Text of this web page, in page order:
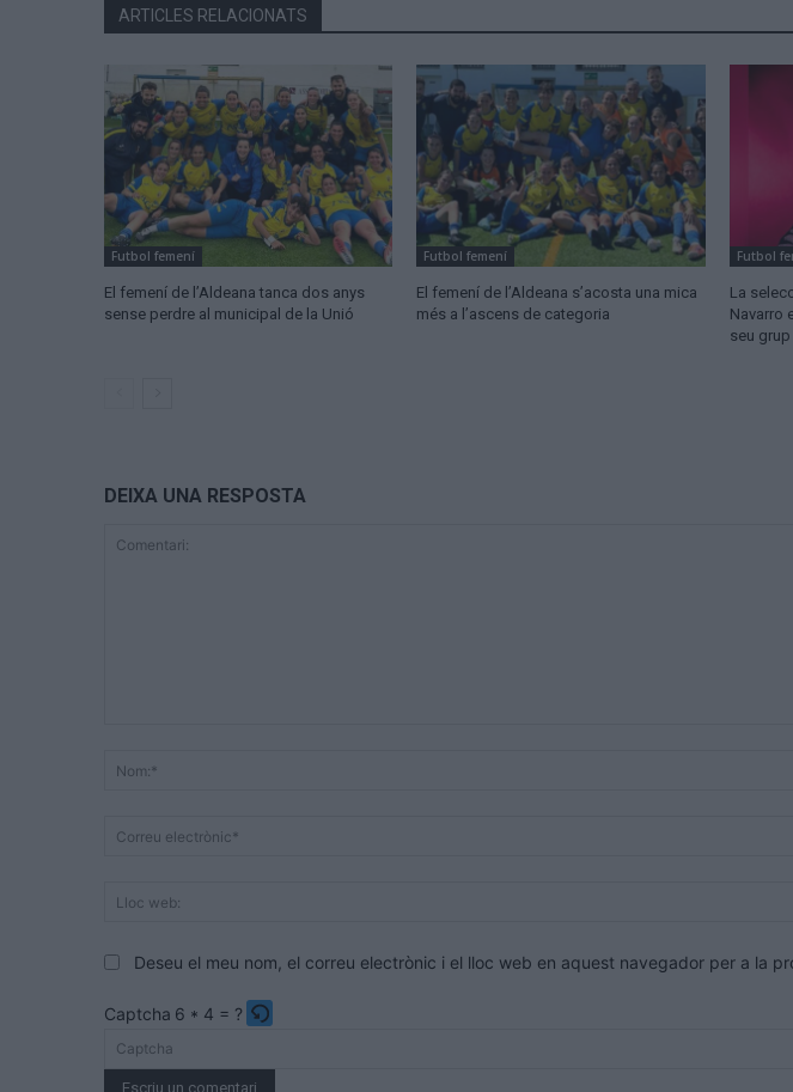
ARTICLES RELACIONATS
Futbol femení
El femení de l’Aldeana tanca dos anys
sense perdre al municipal de la Unió
Futbol femení
El femení de l’Aldeana s’acosta una mica
més a l’ascens de categoria
Futbol
La
Navarro
seu grup
DEIXA UNA RESPOSTA
Deseu el meu nom, el correu electrònic i el lloc web en aquest navegador per a la
Captcha 6 * 4 = ?
Please